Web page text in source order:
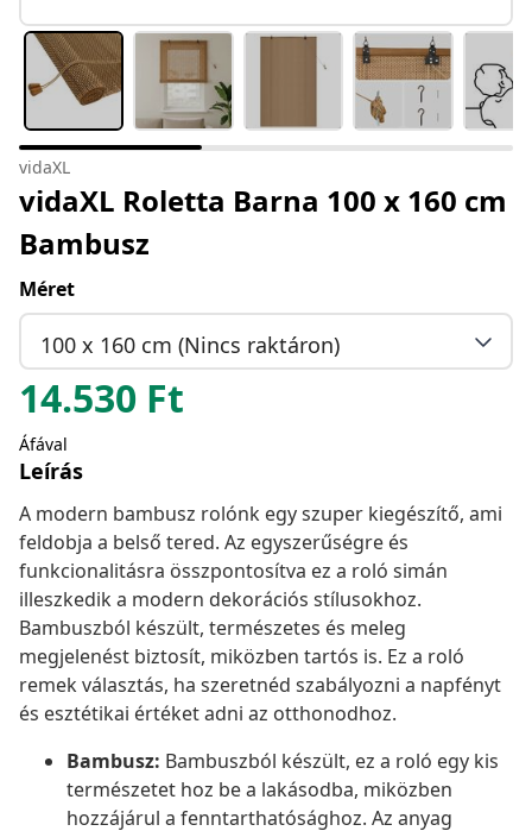
vidaXL
vidaXL Roletta Barna 100 x 160 cm
Bambusz
Méret
100 x 160 cm (Nincs raktáron)
14.530 Ft
Áfával
Leírás
A modern bambusz rolónk egy szuper kiegészítő, ami
feldobja a belső tered. Az egyszerűségre és
funkcionalitásra összpontosítva ez a roló simán
illeszkedik a modern dekorációs stílusokhoz.
Bambuszból készült, természetes és meleg
megjelenést biztosít, miközben tartós is. Ez a roló
remek választás, ha szeretnéd szabályozni a napfényt
és esztétikai értéket adni az otthonodhoz.
Bambusz: Bambuszból készült, ez a roló egy kis
természetet hoz be a lakásodba, miközben
hozzájárul a fenntarthatósághoz. Az anyag